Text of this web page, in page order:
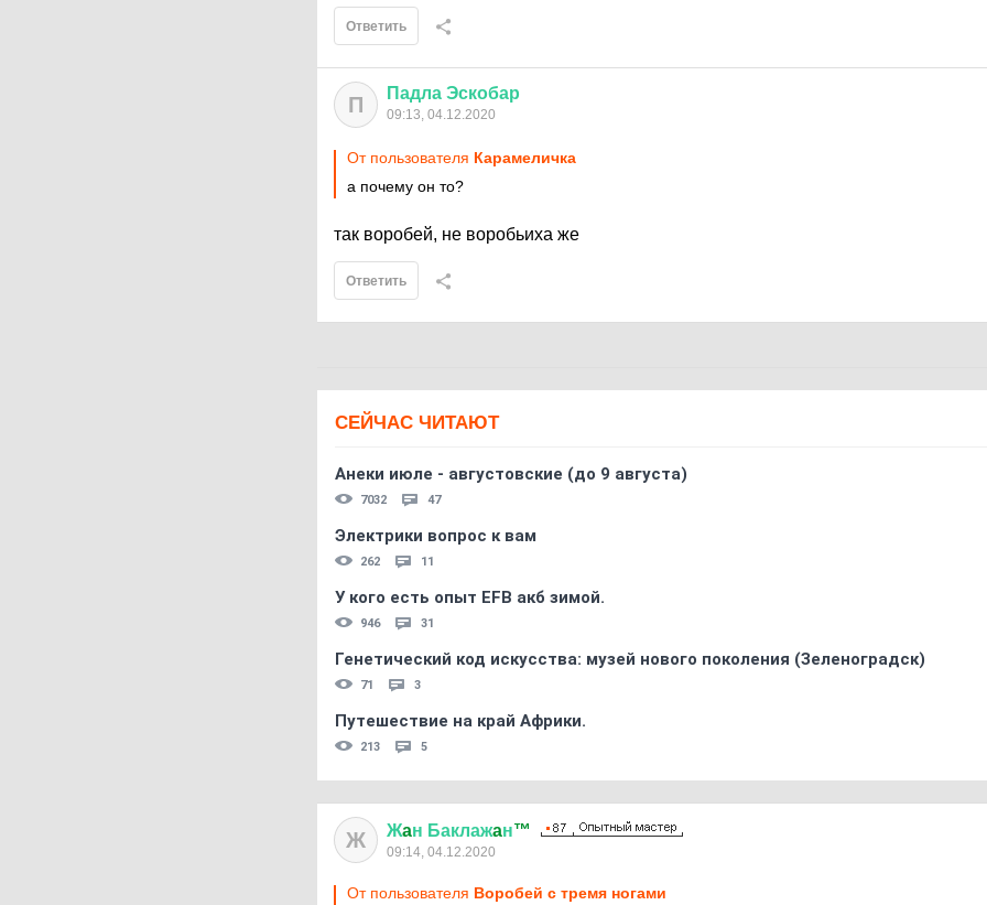
Ответить
П Падла Эскобар
09:13, 04.12.2020
От пользователя Кaрaмeличкa
а почему он то?
так воробей, не воробьиха же
Ответить
СЕЙЧАС ЧИТАЮТ
Анеки июле - августовские (до 9 августа)
7032 47
Электрики вопрос к вам
262 11
У кого есть опыт EFB акб зимой.
946 31
Генетический код искусства: музей нового поколения (Зеленоградск)
71 3
Путешествие на край Африки.
213 5
Ж Жaн Баклажaн™
09:14, 04.12.2020
От пользователя Воробей с тремя ногами